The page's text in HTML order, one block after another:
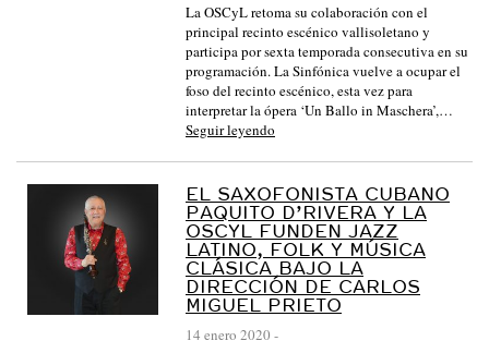
La OSCyL retoma su colaboración con el
principal recinto escénico vallisoletano y
participa por sexta temporada consecutiva en su
programación. La Sinfónica vuelve a ocupar el
foso del recinto escénico, esta vez para
interpretar la ópera ‘Un Ballo in Maschera’,…
Seguir leyendo
EL SAXOFONISTA CUBANO
PAQUITO D’RIVERA Y LA
OSCYL FUNDEN JAZZ
LATINO, FOLK Y MÚSICA
CLÁSICA BAJO LA
DIRECCIÓN DE CARLOS
MIGUEL PRIETO
14 enero 2020 -